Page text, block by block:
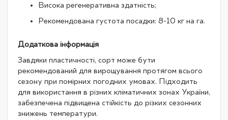
Висока регенеративна здатність;
Рекомендована густота посадки: 8-10 кг на га.
Додаткова інформація
Завдяки пластичності, сорт може бути
рекомендований для вирощування протягом всього
сезону при помірних погодних умовах. Підходить
для використання в різних кліматичних зонах України,
забезпечена підвищена стійкість до різких сезонних
знижень температури.